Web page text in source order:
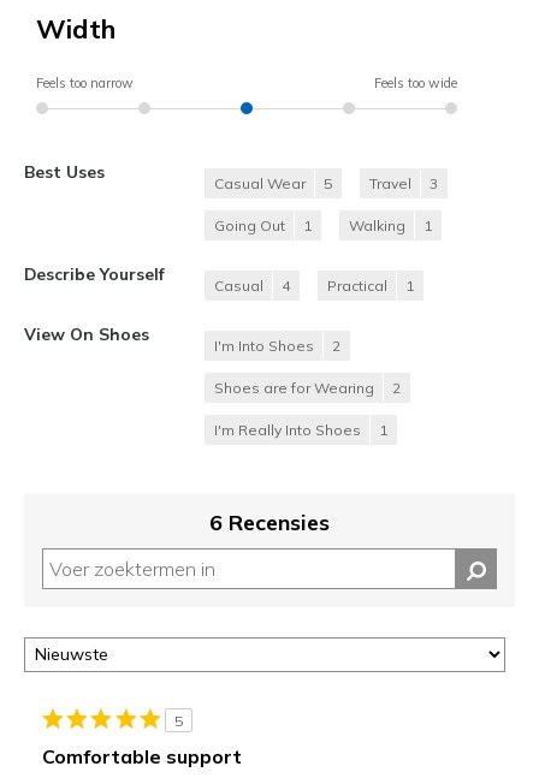
Width
Feels too narrow Feels too wide
Best Uses
Casual Wear 5 Travel 3
Going Out 1 Walking 1
Describe Yourself
Casual 4 Practical 1
View On Shoes
I'm Into Shoes 2
Shoes are for Wearing 2
I'm Really Into Shoes 1
6 Recensies
5
Comfortable support